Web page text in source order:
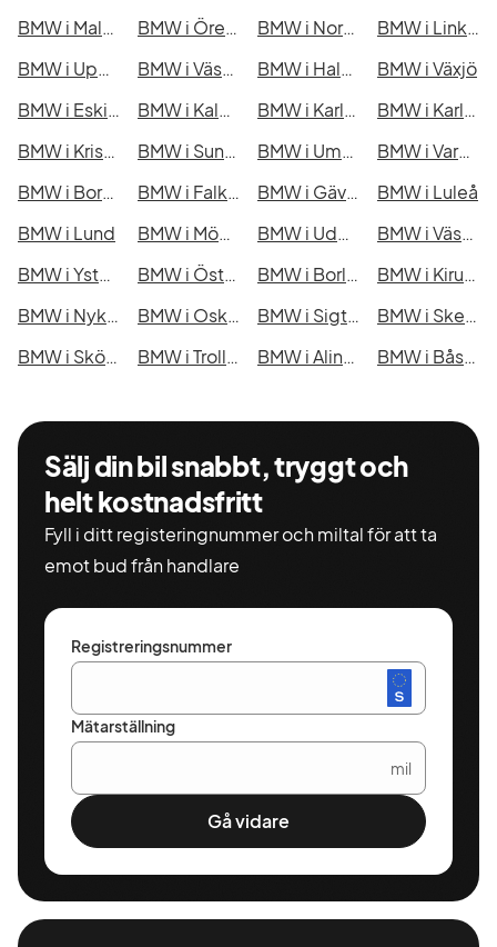
BMW i Malmö
BMW i Örebro BMW i Norrköping
BMW i Linköping
BMW i Uppsala
BMW i Västerås BMW i Halmstad
BMW i Växjö
BMW i Eskilstuna
BMW i Kalmar BMW i Karlskrona
BMW i Karlstad
BMW i Kristianstad
BMW i Sundsvall BMW i Umeå
BMW i Varberg
BMW i Borås
BMW i Falkenberg BMW i Gävle
BMW i Luleå
BMW i Lund
BMW i Mönsterås BMW i Uddevalla
BMW i Västervik
BMW i Ystad
BMW i Östersund BMW i Borlänge
BMW i Kiruna
BMW i Nyköping
BMW i Oskarshamn BMW i Sigtuna
BMW i Skellefteå
BMW i Skövde
BMW i Trollhättan BMW i Alingsås BMW i Båstad
Sälj din bil snabbt, tryggt och
helt kostnadsfritt
Fyll i ditt registeringnummer och miltal för att ta
emot bud från handlare
Registreringsnummer
Mätarställning
mil
Gå vidare